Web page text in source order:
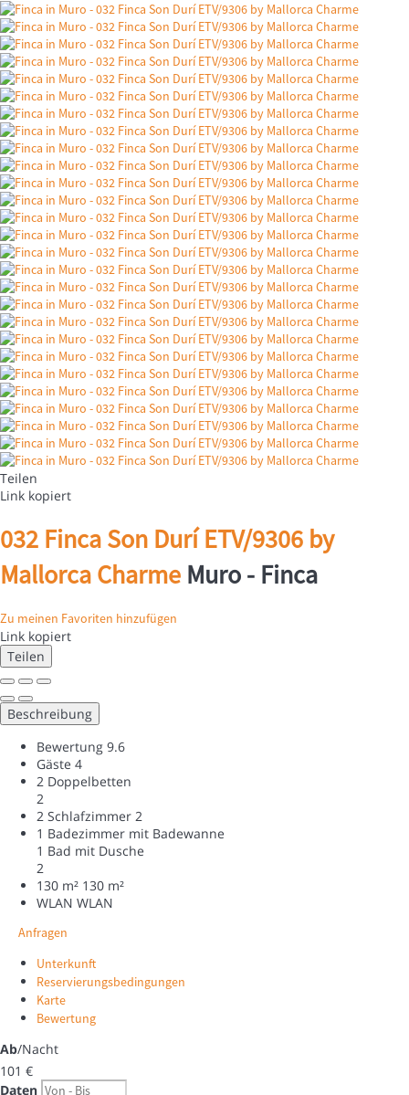
Teilen
Link kopiert
032 Finca Son Durí ETV/9306 by
Mallorca Charme Muro - Finca
Zu meinen Favoriten hinzufügen
Link kopiert
Teilen
Beschreibung
Bewertung 9.6
Gäste 4
2 Doppelbetten
2
2 Schlafzimmer 2
1 Badezimmer mit Badewanne
1 Bad mit Dusche
2
130 m² 130 m²
WLAN WLAN
Anfragen
Unterkunft
Reservierungsbedingungen
Karte
Bewertung
Ab/Nacht
101 €
Daten